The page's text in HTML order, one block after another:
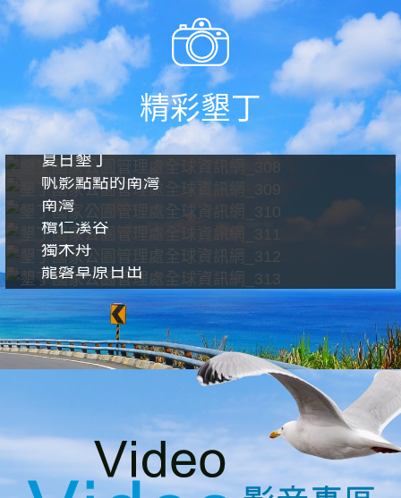
精彩墾丁
夏日墾丁
帆影點點的南灣
南灣
欖仁溪谷
獨木舟
龍磐草原日出